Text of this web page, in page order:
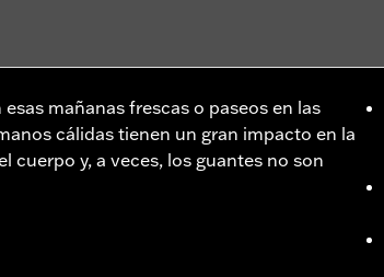
mañanas frescas o paseos en las
cálidas tienen un gran impacto en la
cuerpo y, a veces, los guantes no son